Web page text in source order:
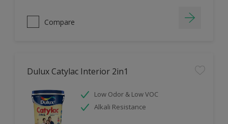
Compare
Dulux Catylac Interior 2in1
Low Odor & Low VOC
Alkali Resistance